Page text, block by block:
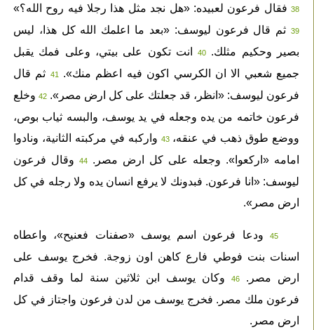
38فقال فرعون لعبيده: «هل نجد مثل هذا رجلا فيه روح الله؟»
39ثم قال فرعون ليوسف: «بعد ما اعلمك الله كل هذا، ليس
بصير وحكيم مثلك.
40انت تكون على بيتي، وعلى فمك يقبل
جميع شعبي الا ان الكرسي اكون فيه اعظم منك».
41ثم قال
فرعون ليوسف: «انظر، قد جعلتك على كل ارض مصر». 42وخلع
فرعون خاتمه من يده وجعله في يد يوسف، والبسه ثياب بوص،
ووضع طوق ذهب في عنقه، 43واركبه في مركبته الثانية، ونادوا
امامه «اركعوا». وجعله على كل ارض مصر.
44وقال فرعون
ليوسف: «انا فرعون. فبدونك لا يرفع انسان يده ولا رجله في كل
ارض مصر».
45ودعا فرعون اسم يوسف «صفنات فعنيح»، واعطاه
اسنات بنت فوطي فارع كاهن اون زوجة. فخرج يوسف على
ارض مصر.
46وكان يوسف ابن ثلاثين سنة لما وقف قدام
فرعون ملك مصر. فخرج يوسف من لدن فرعون واجتاز في كل
ارض مصر.